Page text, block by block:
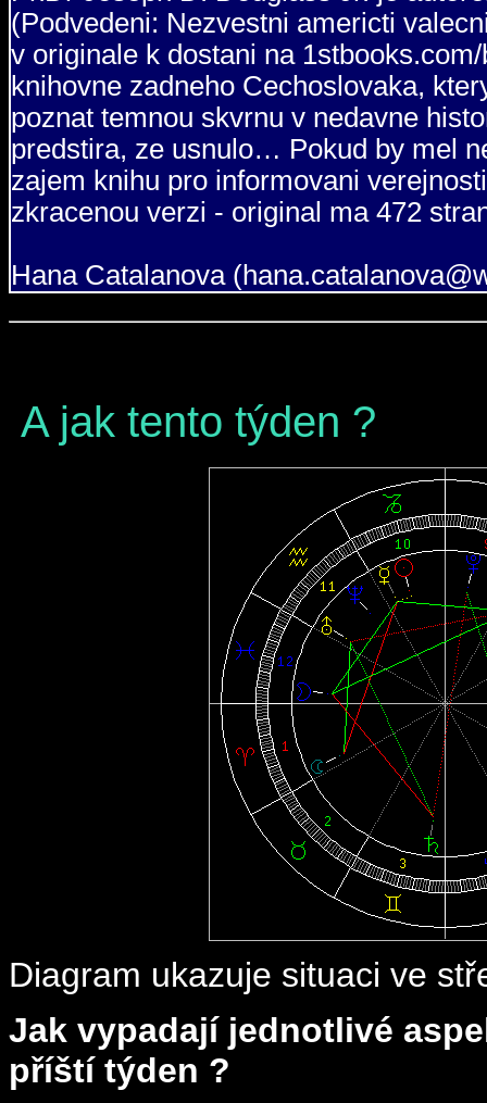
(Podvedeni: Nezvestni americti
v originale k dostani na
knihovne zadneho Cechoslovaka,
poznat temnou skvrnu v nedavne
predstira, ze usnulo… Pokud by mel
zajem knihu pro informovani
zkracenou verzi - original ma 472
Hana Catalanova
A jak tento týden ?
Diagram ukazuje situaci ve
Jak vypadají jednotlivé
příští týden ?